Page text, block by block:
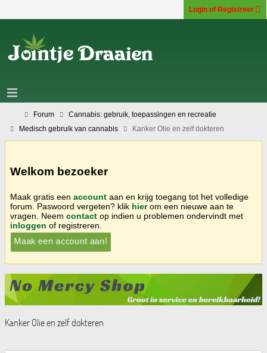
Login of Registreer
Forum
Cannabis: gebruik, toepassingen en recreatie
Medisch gebruik van cannabis
Kanker Olie en zelf dokteren
Welkom bezoeker
Maak gratis een account aan en krijg toegang tot het volledige
forum. Paswoord vergeten? klik hierom een nieuwe aan te
vragen. Neem contact op indien u problemen ondervindt met
inloggen of registreren.
Maak een account aan!
Kanker Olie en zelf dokteren